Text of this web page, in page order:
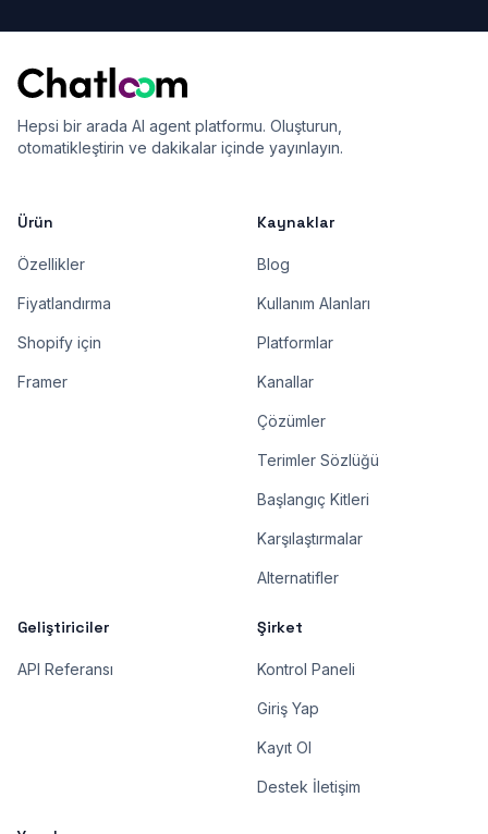
Hepsi bir arada AI agent platformu. Oluşturun,
otomatikleştirin ve dakikalar içinde yayınlayın.
Ürün
Özellikler
Fiyatlandırma
Shopify için
Framer
Kaynaklar
Blog
Kullanım Alanları
Platformlar
Kanallar
Çözümler
Terimler Sözlüğü
Başlangıç Kitleri
Karşılaştırmalar
Alternatifler
Geliştiriciler
API Referansı
Şirket
Kontrol Paneli
Giriş Yap
Kayıt Ol
Destek İletişim